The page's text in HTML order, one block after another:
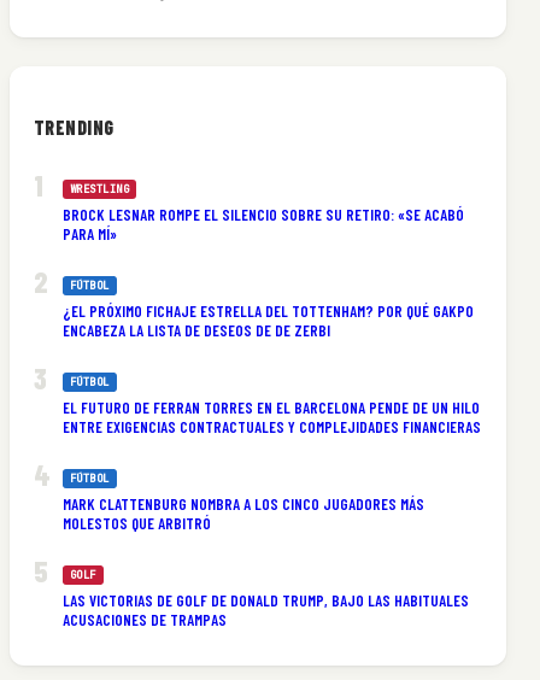
TRENDING
WRESTLING
BROCK LESNAR ROMPE EL SILENCIO SOBRE SU RETIRO: «SE ACABÓ
PARA MÍ»
FÚTBOL
¿EL PRÓXIMO FICHAJE ESTRELLA DEL TOTTENHAM? POR QUÉ GAKPO
ENCABEZA LA LISTA DE DESEOS DE DE ZERBI
FÚTBOL
EL FUTURO DE FERRAN TORRES EN EL BARCELONA PENDE DE UN HILO
ENTRE EXIGENCIAS CONTRACTUALES Y COMPLEJIDADES FINANCIERAS
FÚTBOL
MARK CLATTENBURG NOMBRA A LOS CINCO JUGADORES MÁS
MOLESTOS QUE ARBITRÓ
GOLF
LAS VICTORIAS DE GOLF DE DONALD TRUMP, BAJO LAS HABITUALES
ACUSACIONES DE TRAMPAS